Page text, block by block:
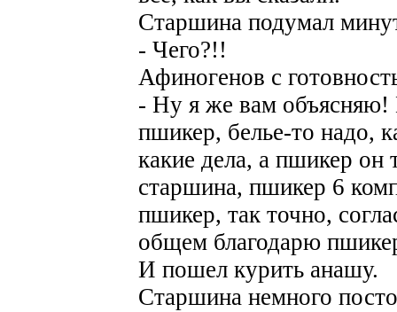
Старшина подумал
- Чего?!!
Афиногенов с
- Ну я же вам
пшикер, белье-то надо,
какие дела, а пшикер
старшина, пшикер 6
пшикер, так точно,
общем благодарю
И пошел курить анашу.
Старшина немного